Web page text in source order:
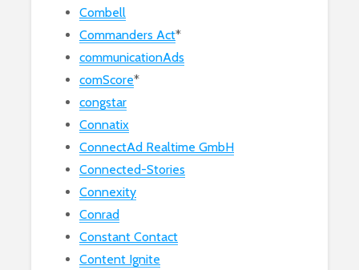
Combell
Commanders Act*
communicationAds
comScore*
congstar
Connatix
ConnectAd Realtime GmbH
Connected-Stories
Connexity
Conrad
Constant Contact
Content Ignite